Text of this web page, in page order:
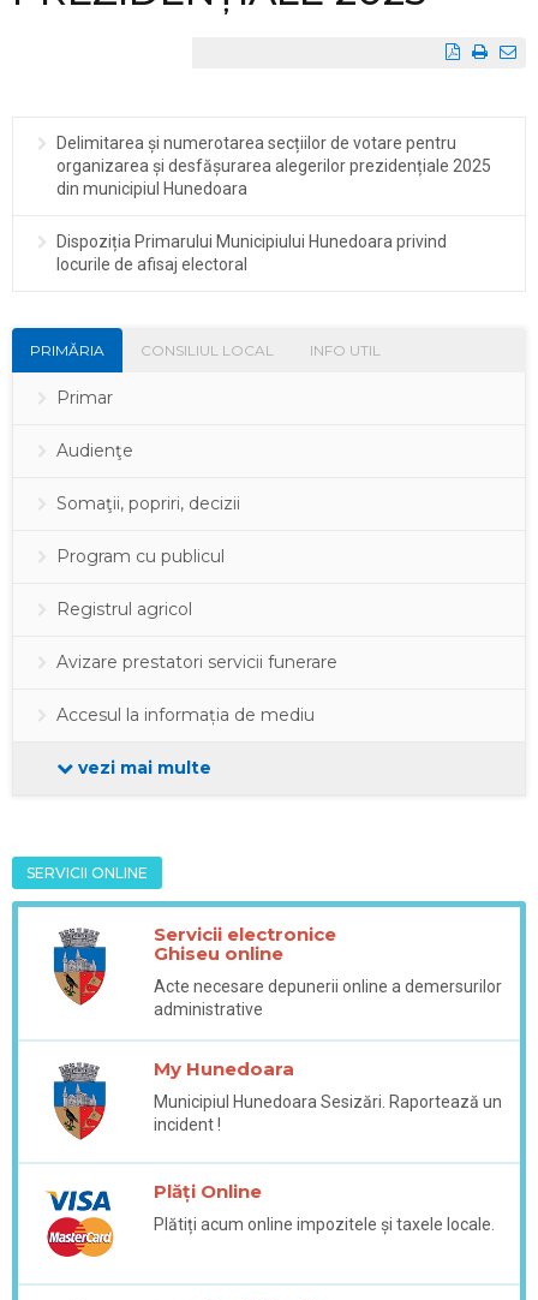
Delimitarea și numerotarea secțiilor de votare pentru
organizarea și desfășurarea alegerilor prezidențiale 2025
din municipiul Hunedoara
Dispoziția Primarului Municipiului Hunedoara privind
locurile de afisaj electoral
PRIMĂRIA CONSILIUL LOCAL INFO UTIL
Primar
Audienţe
Somaţii, popriri, decizii
Program cu publicul
Registrul agricol
Avizare prestatori servicii funerare
Accesul la informația de mediu
vezi mai multe
SERVICII ONLINE
Servicii electronice
Ghiseu online
Acte necesare depunerii online a demersurilor
administrative
My Hunedoara
Municipiul Hunedoara Sesizări. Raportează un
incident !
Plăți Online
Plătiți acum online impozitele și taxele locale.